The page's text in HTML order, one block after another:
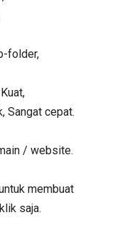
folder,
Sangat cepat.
/ website.
membuat
saja.